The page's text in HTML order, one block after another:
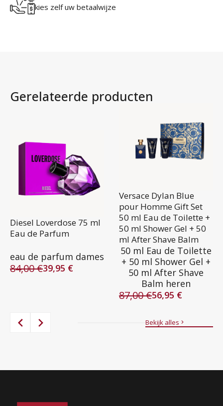
kies zelf uw betaalwijze
Gerelateerde producten
Diesel Loverdose 75 ml
Eau de Parfum
eau de parfum dames
84,00€
Oorspronkelijke
39,95 €
Huidige
Versace Dylan Blue
pour Homme Gift Set
50 ml Eau de Toilette +
50 ml Shower Gel + 50
ml After Shave Balm
50 ml Eau de Toilette
+ 50 ml Shower Gel +
50 ml After Shave
Balm heren
87,00€
Oorspronkelijke
56,95 €
Huidige
Bekijk alles